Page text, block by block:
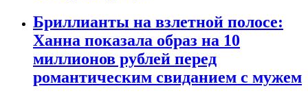
Бриллианты на взлетной полосе:
Ханна показала образ на 10
миллионов рублей перед
романтическим свиданием с мужем